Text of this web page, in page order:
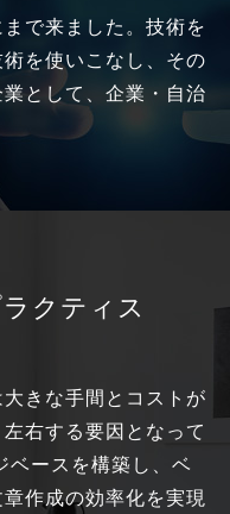
で来ました。技術を
を使いこなし、その
として、企業・自治
クティス
きな手間とコストが
右する要因となって
ベースを構築し、ベ
作成の効率化を実現